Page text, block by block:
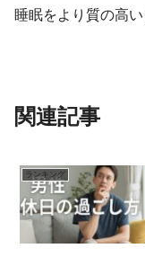
睡眠をより質の高
関連記事
ランキング